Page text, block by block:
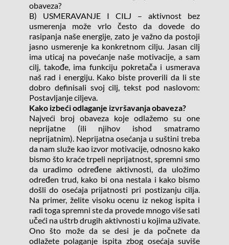
obaveza?
B) USMERAVANJE I CILJ – aktivnost bez
usmerenja može vrlo često da dovede do
rasipanja naše energije, zato je važno da postoji
jasno usmerenje ka konkretnom cilju. Jasan cilj
ima uticaj na povećanje naše motivacije, a sam
cilj, takođe, ima funkciju pokretača i usmerava
naš rad i energiju. Kako biste proverili da li ste
dobro definisali svoj cilj, tekst pod naslovom:
Postavljanje ciljeva.
Kako izbeći odlaganje izvršavanja obaveza?
Najveći broj obaveza koje odlažemo su one
neprijatne (ili njihov ishod smatramo
neprijatnim). Neprijatna osećanja u suštini treba
da nam služe kao izvor motivacije, odnosno kako
bismo što kraće trpeli neprijatnost, spremni smo
da uradimo određene aktivnosti, da uložimo
određen trud, kako bi ona nestala i kako bismo
došli do osećaja prijatnosti pri postizanju cilja.
Na primer, želite visoku ocenu iz nekog ispita i
radi toga spremni ste da provede mnogo više sati
učeći na uštrb drugih aktivnosti u kojima uživate.
Ono što može da se desi je da počnete da
odlažete polaganje ispita zbog osećaja suviše